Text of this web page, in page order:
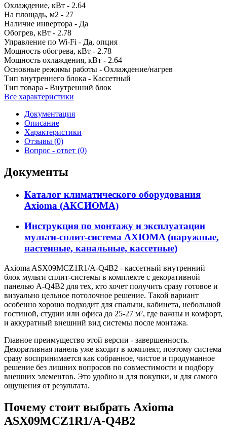
Охлаждение, кВт - 2.64
На площадь, м2 - 27
Наличие инвертора - Да
Обогрев, кВт - 2.78
Управление по Wi-Fi - Да, опция
Мощность обогрева, кВт - 2.78
Мощность охлаждения, кВт - 2.64
Основные режимы работы - Охлаждение/нагрев
Тип внутреннего блока - Кассетный
Тип товара - Внутренний блок
Все характеристики
Документация
Описание
Характеристики
Отзывы (0)
Вопрос - ответ (0)
Документы
Каталог климатического оборудования
Axioma (АКСИОМА)
Инструкция по монтажу и эксплуатации
мульти-сплит-система AXIOMA (наружные,
настенные, канальные, кассетные)
Axioma ASX09MCZ1R1/A-Q4B2 - кассетный внутренний
блок мульти сплит-системы в комплекте с декоративной
панелью A-Q4B2 для тех, кто хочет получить сразу готовое и
визуально цельное потолочное решение. Такой вариант
особенно хорошо подходит для спальни, кабинета, небольшой
гостиной, студии или офиса до 25-27 м², где важны и комфорт,
и аккуратный внешний вид системы после монтажа.
Главное преимущество этой версии - завершенность.
Декоративная панель уже входит в комплект, поэтому система
сразу воспринимается как собранное, чистое и продуманное
решение без лишних вопросов по совместимости и подбору
внешних элементов. Это удобно и для покупки, и для самого
ощущения от результата.
Почему стоит выбрать Axioma
ASX09MCZ1R1/A-Q4B2